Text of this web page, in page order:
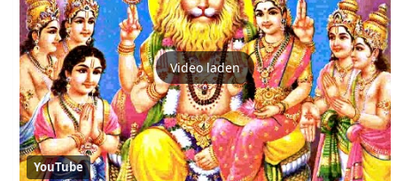
Video laden
YouTube